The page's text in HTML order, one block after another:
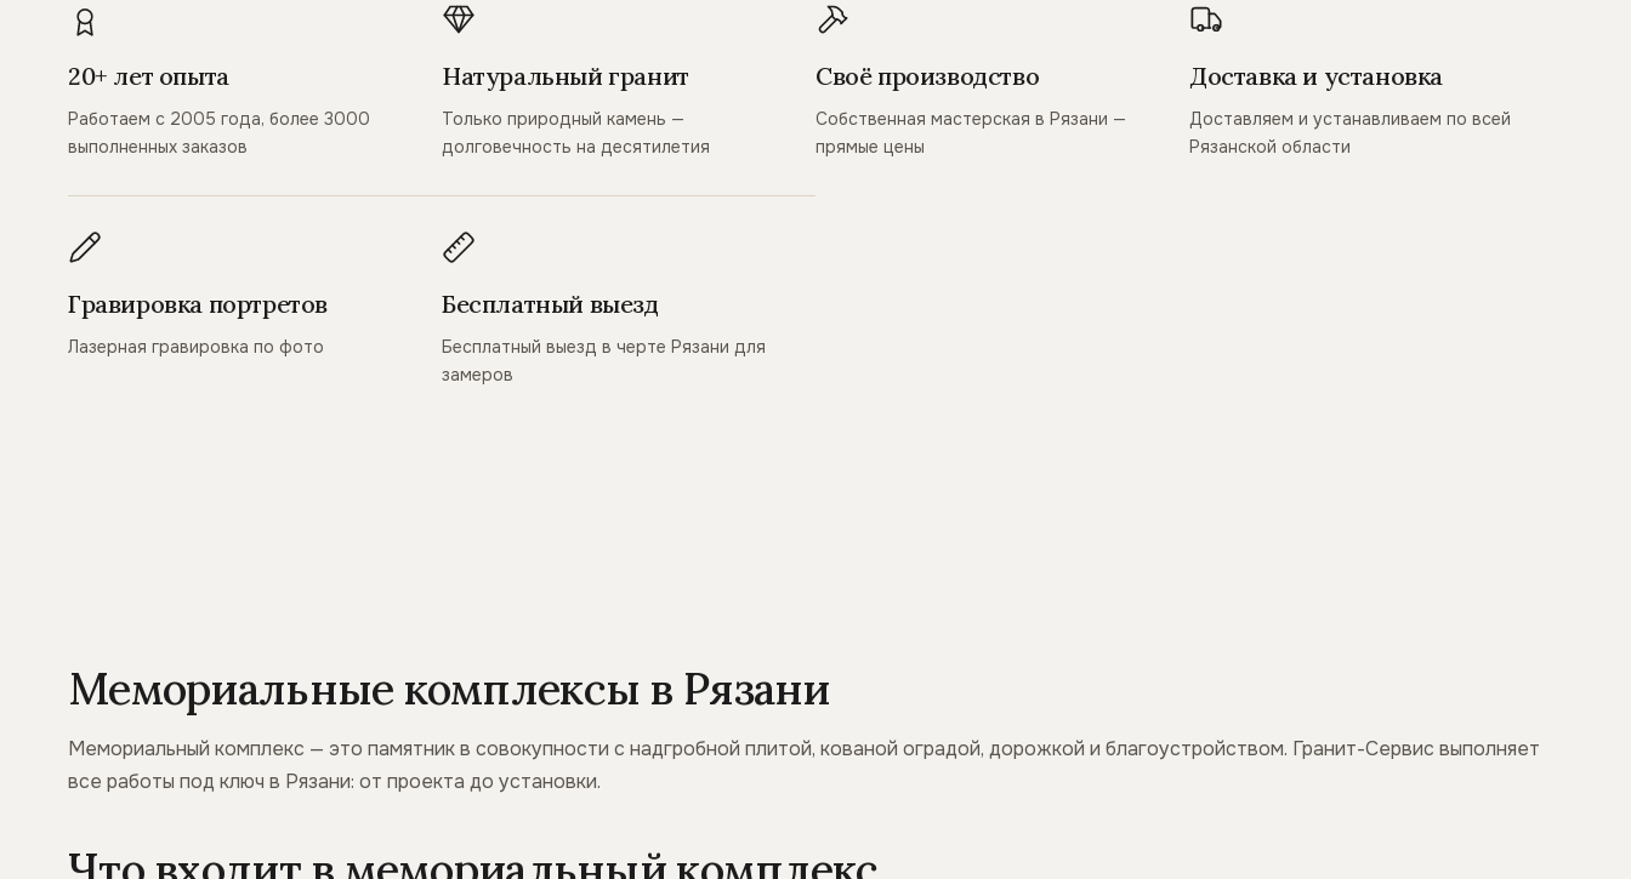
20+ лет опыта
Работаем с 2005 года, более 3000
выполненных заказов
Натуральный гранит
Только природный камень —
долговечность на десятилетия
Своё производство
Собственная мастерская в Рязани —
прямые цены
Доставка и установка
Доставляем и устанавливаем по всей
Рязанской области
Гравировка портретов
Лазерная гравировка по фото
Бесплатный выезд
Бесплатный выезд в черте Рязани для
замеров
Мемориальные комплексы в Рязани
Мемориальный комплекс — это памятник в совокупности с надгробной плитой, кованой оградой, дорожкой и благоустройством. Гранит-Сервис выполняет
все работы под ключ в Рязани: от проекта до установки.